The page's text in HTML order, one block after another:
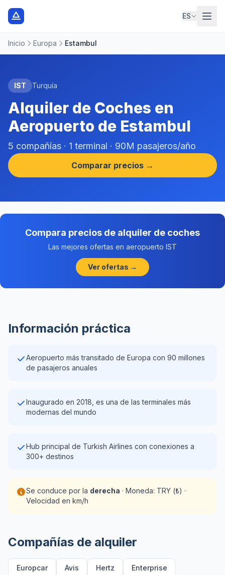
ES
Inicio Europa Estambul
IST Turquía
Alquiler de Coches en
Aeropuerto de Estambul
5 compañías · 1 terminal · 90M pasajeros/año
Comparar precios →
Compara precios de alquiler de coches
Las mejores ofertas en aeropuerto IST
Ver ofertas →
Información práctica
Aeropuerto más transitado de Europa con 90 millones
de pasajeros anuales
Inaugurado en 2018, es una de las terminales más
modernas del mundo
Hub principal de Turkish Airlines con conexiones a
300+ destinos
Se conduce por la derecha · Moneda: TRY (₺) ·
Velocidad en km/h
Compañías de alquiler
Europcar Avis Hertz Enterprise